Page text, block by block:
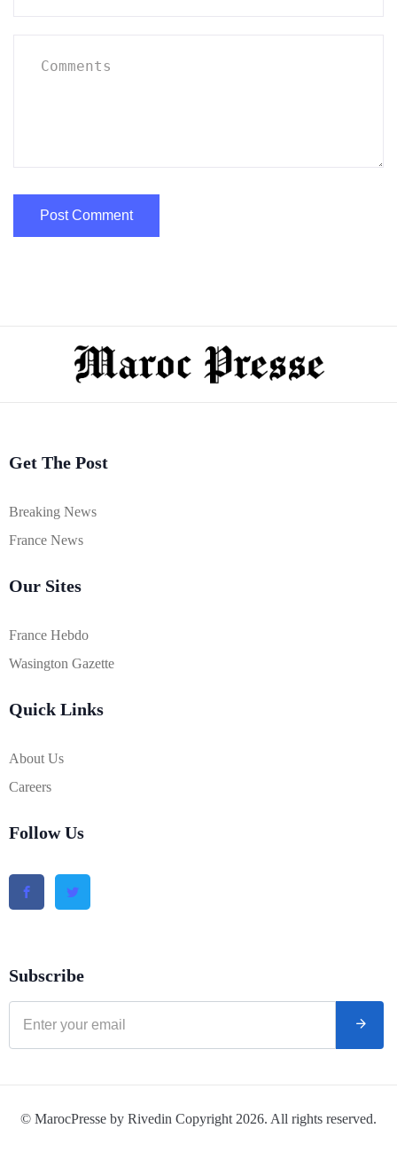
Get The Post
Breaking News
France News
Our Sites
France Hebdo
Wasington Gazette
Quick Links
About Us
Careers
Follow Us
Subscribe
© MarocPresse by Rivedin Copyright 2026. All rights reserved.